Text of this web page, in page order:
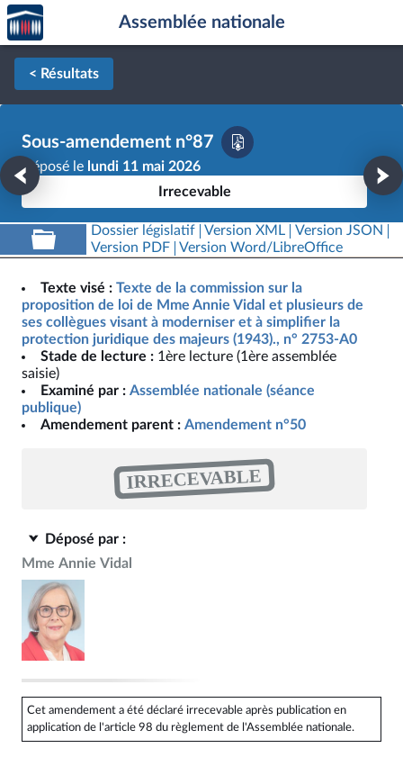
Aller au contenu
Aller en bas de la page
Accèder
à la
page
d'accueil
Assemblée nationale
< Résultats
Sous-amendement n°87
Déposé le lundi 11 mai 2026
Irrecevable
Dossier législatif Version XML
Version JSON
Version PDF
Version Word/LibreOffice
Texte visé : Texte de la commission sur la
proposition de loi de Mme Annie Vidal et plusieurs de
ses collègues visant à moderniser et à simplifier la
protection juridique des majeurs (1943)., n° 2753-A0
Stade de lecture : 1ère lecture (1ère assemblée
saisie)
Examiné par : Assemblée nationale (séance
publique)
Amendement parent : Amendement n°50
IRRECEVABLE
Déposé par :
Mme Annie Vidal
Cet amendement a été déclaré irrecevable après publication en
application de l'article 98 du règlement de l'Assemblée nationale.